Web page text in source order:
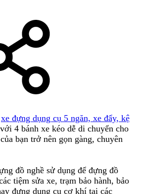
xe đựng dụng cụ 5 ngăn, xe đẩy, kệ
với 4 bánh xe kéo dễ di chuyển cho
bạn trở nên gọn gàng, chuyên
đồ nghề sử dụng để đựng đồ
tiệm sửa xe, trạm bảo hành, bảo
đựng dụng cụ cơ khí tại các